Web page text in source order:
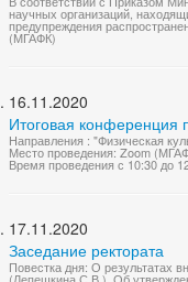
научных организаций,
предупреждения
(МГАФК)
16.11.2020
Итоговая конференция
Направления : "Физическая
Место проведения: Zoom
Время проведения с 10:30 до
17.11.2020
Заседание ректората
Повестка дня: О результатах